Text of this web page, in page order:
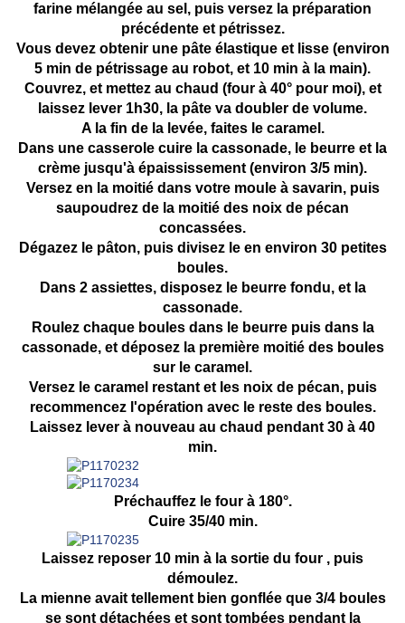
farine mélangée au sel, puis versez la préparation
précédente et pétrissez.
Vous devez obtenir une pâte élastique et lisse (environ
5 min de pétrissage au robot, et 10 min à la main).
Couvrez, et mettez au chaud (four à 40° pour moi), et
laissez lever 1h30, la pâte va doubler de volume.
A la fin de la levée, faites le caramel.
Dans une casserole cuire la cassonade, le beurre et la
crème jusqu'à épaississement (environ 3/5 min).
Versez en la moitié dans votre moule à savarin, puis
saupoudrez de la moitié des noix de pécan
concassées.
Dégazez le pâton, puis divisez le en environ 30 petites
boules.
Dans 2 assiettes, disposez le beurre fondu, et la
cassonade.
Roulez chaque boules dans le beurre puis dans la
cassonade, et déposez la première moitié des boules
sur le caramel.
Versez le caramel restant et les noix de pécan, puis
recommencez l'opération avec le reste des boules.
Laissez lever à nouveau au chaud pendant 30 à 40
min.
Préchauffez le four à 180°.
Cuire 35/40 min.
Laissez reposer 10 min à la sortie du four , puis
démoulez.
La mienne avait tellement bien gonflée que 3/4 boules
se sont détachées et sont tombées pendant la